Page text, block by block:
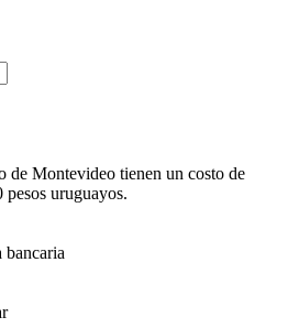
de Montevideo tienen un costo de
uruguayos.
bancaria